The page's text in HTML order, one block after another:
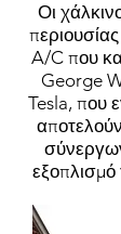
Οι
A/C που
George
Tesla, που
εξοπλισμό